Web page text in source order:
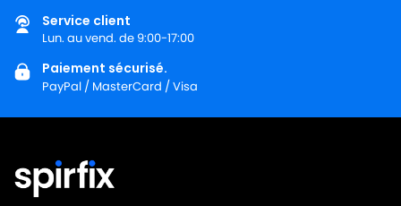
Service client
Lun. au vend. de 9:00-17:00
Paiement sécurisé.
PayPal / MasterCard / Visa